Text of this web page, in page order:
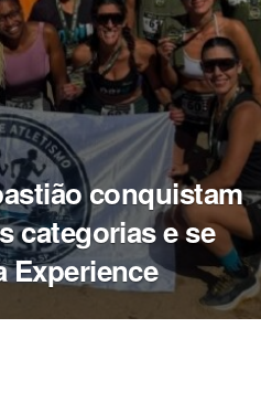
conquistam
categorias e se
Experience